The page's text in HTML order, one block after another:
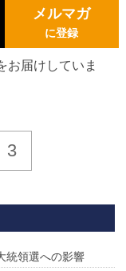
メルマガ
に登録
お届けしていま
3
統領選への影響